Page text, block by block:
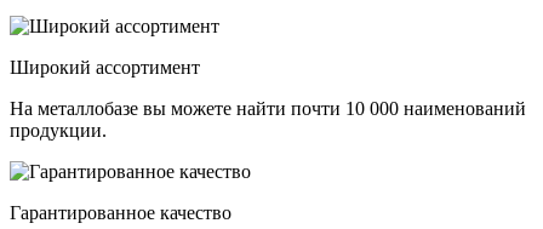
Широкий ассортимент
На металлобазе вы можете найти почти 10 000 наименований
продукции.
Гарантированное качество